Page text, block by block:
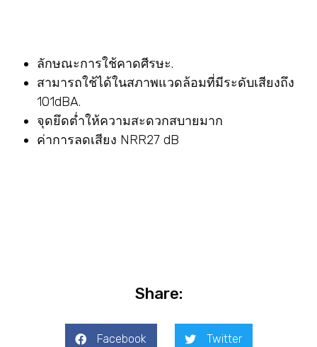
ลักษณะการใช้คาดศีรษะ.
สามารถใช้ได้ในสภาพแวดล้อมที่มีระดับเสียงถึง
101dBA.
จุดยึดต่ำให้ความสะดวกสบายมาก
ค่าการลดเสียง NRR27 dB
Share:
Facebook Twitter